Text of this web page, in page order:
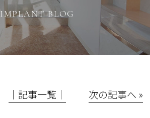
IMPLANT BLOG
│記事一覧│ 次の記事へ »